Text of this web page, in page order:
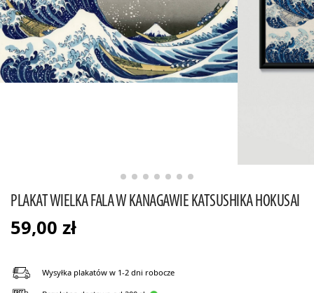
PLAKAT WIELKA FALA W KANAGAWIE KATSUSHIKA HOKUSAI
59,00 zł
Wysyłka plakatów w 1-2 dni robocze